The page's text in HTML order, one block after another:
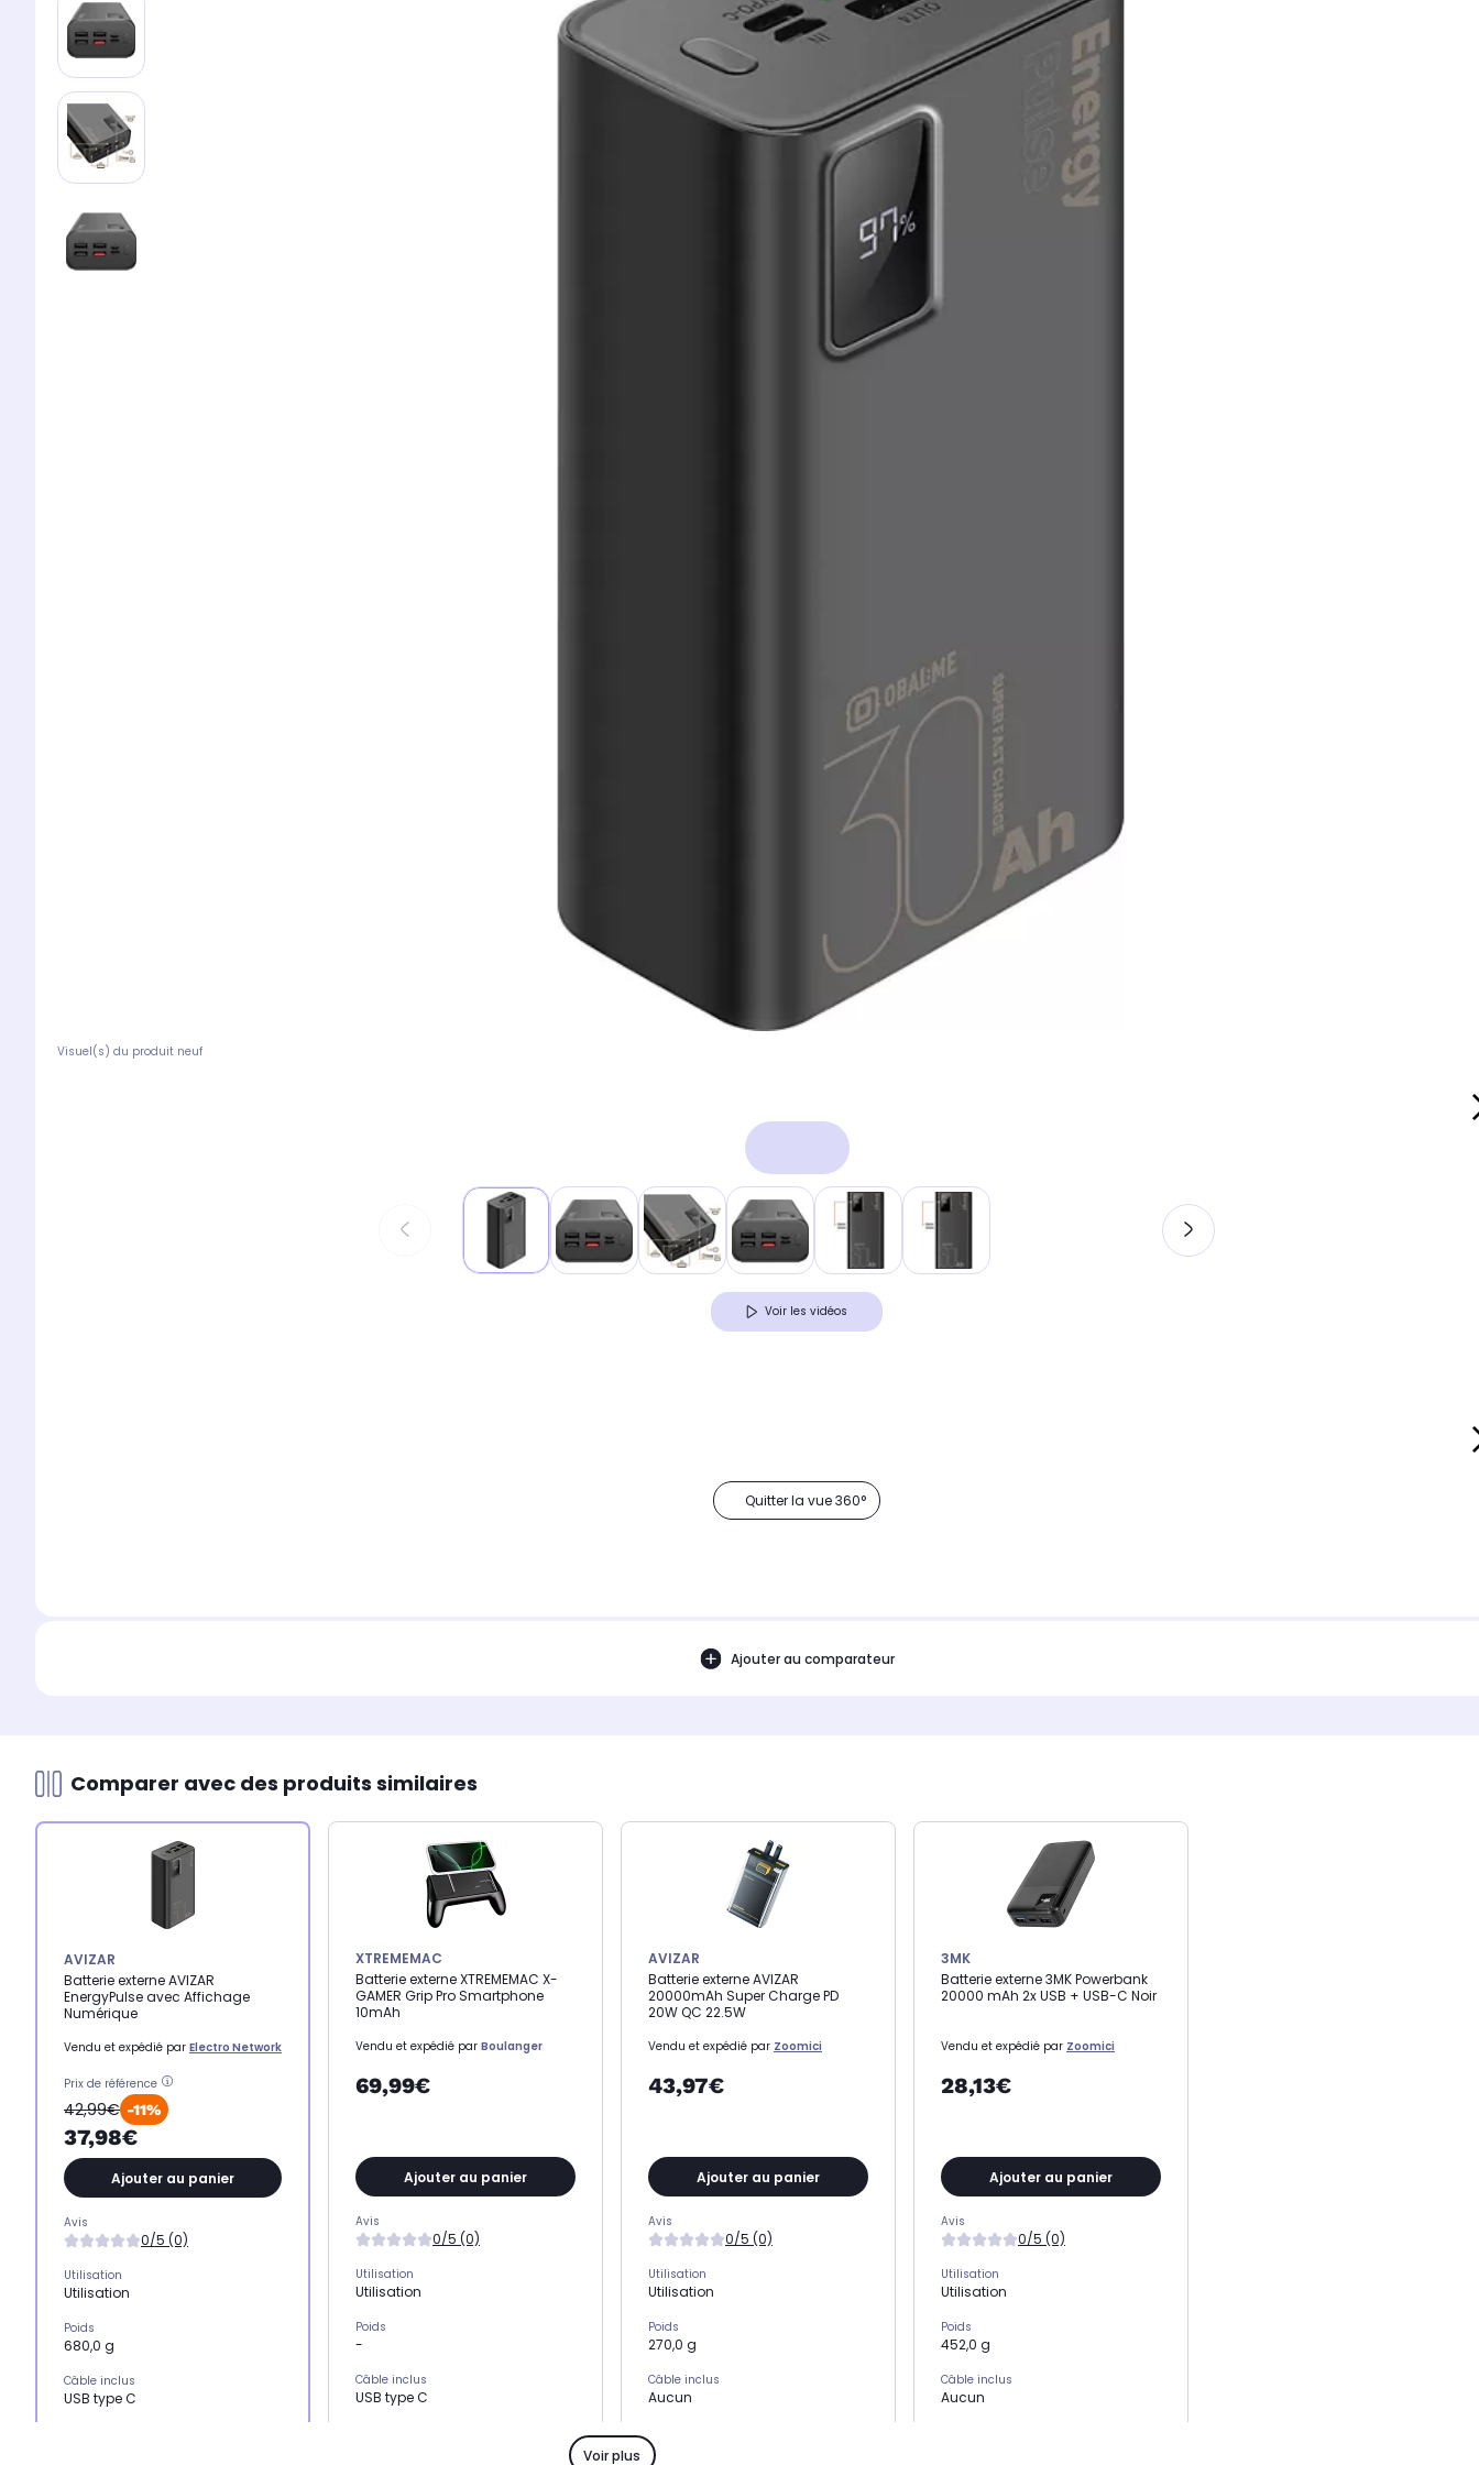
Visuel(s) du produit neuf
Voir les vidéos
Quitter la vue 360°
Ajouter au comparateur
Comparer avec des produits similaires
AVIZAR
Batterie externe AVIZAR
EnergyPulse avec Affichage
Numérique
Vendu et expédié par Electro Network
Prix de référence
42,99€ -11%
37,98€
Ajouter au panier
Avis
0/5 (0)
Utilisation
Utilisation
Poids
680,0 g
Câble inclus
USB type C
XTREMEMAC
Batterie externe XTREMEMAC X-
GAMER Grip Pro Smartphone
10mAh
Vendu et expédié par Boulanger
69,99€
Ajouter au panier
Avis
0/5 (0)
Utilisation
Utilisation
Poids
-
Câble inclus
USB type C
AVIZAR
Batterie externe AVIZAR
20000mAh Super Charge PD
20W QC 22.5W
Vendu et expédié par Zoomici
43,97€
Ajouter au panier
Avis
0/5 (0)
Utilisation
Utilisation
Poids
270,0 g
Câble inclus
Aucun
2 ports USB
3MK
Batterie externe 3MK Powerbank
20000 mAh 2x USB + USB-C Noir
Vendu et expédié par Zoomici
28,13€
Ajouter au panier
Avis
0/5 (0)
Utilisation
Utilisation
Poids
452,0 g
Câble inclus
Aucun
Voir plus